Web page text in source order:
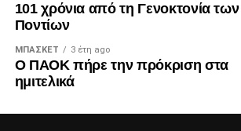
101 χρόνια από τη Γενοκτονία των
Ποντίων
ΜΠΆΣΚΕΤ 3 έτη ago
Ο ΠΑΟΚ πήρε την πρόκριση στα
ημιτελικά